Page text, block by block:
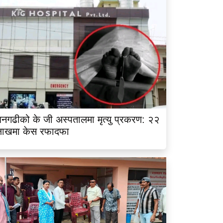
के जी अस्पतालमा मृत्यु प्रकरण: २२
केस रफादफा